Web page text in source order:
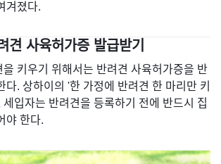
겨졌다.
견 사육허가증 발급받기
을 키우기 위해서는 반려견 사육허가증을 반
다. 상하이의 '한 가정에 반려견 한 마리만 키
입자는 반려견을 등록하기 전에 반드시 집
야 한다.